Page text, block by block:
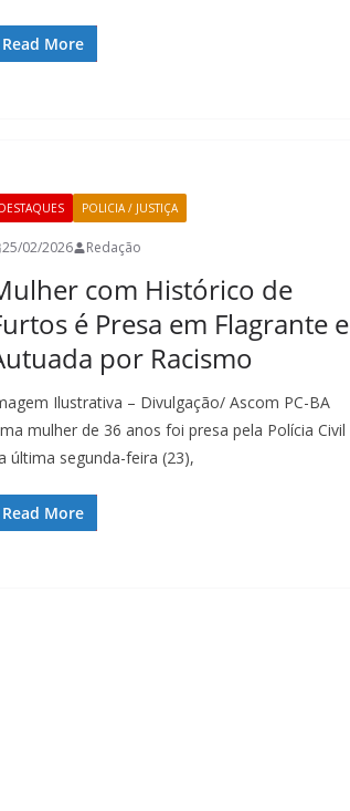
Read More
DESTAQUES POLICIA / JUSTIÇA
25/02/2026 Redação
com Histórico de
é Presa em Flagrante e
por Racismo
Ilustrativa – Divulgação/ Ascom PC-BA
mulher de 36 anos foi presa pela Polícia Civil
última segunda-feira (23),
Read More